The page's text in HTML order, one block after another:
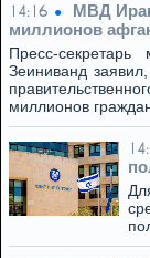
14:16
МВД
миллионов
Пресс-
Зеиниванд
миллионов